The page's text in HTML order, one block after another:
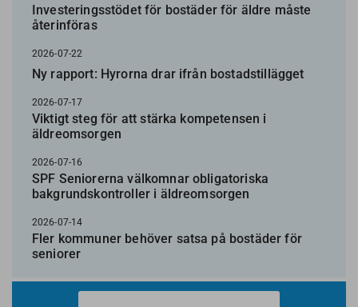
Investeringsstödet för bostäder för äldre måste
återinföras
2026-07-22
Ny rapport: Hyrorna drar ifrån bostadstillägget
2026-07-17
Viktigt steg för att stärka kompetensen i
äldreomsorgen
2026-07-16
SPF Seniorerna välkomnar obligatoriska
bakgrundskontroller i äldreomsorgen
2026-07-14
Fler kommuner behöver satsa på bostäder för
seniorer